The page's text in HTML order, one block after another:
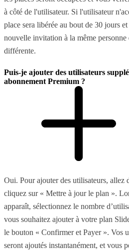
à côté de l'utilisateur. Si l'utilisateur
place sera libérée au bout de 30 jours
nouvelle invitation à la même personne
différente.
Puis-je ajouter des utilisateurs
abonnement Premium ?
Oui. Pour ajouter des utilisateurs, allez
cliquez sur « Mettre à jour le plan ».
apparaît, sélectionnez le nombre
vous souhaitez ajouter à votre plan
le bouton « Confirmer et Payer ». Vos
seront ajoutés instantanément, et vous